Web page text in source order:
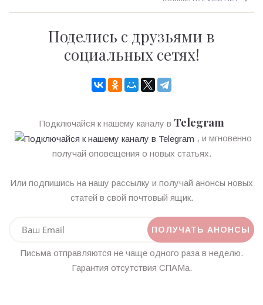
Поделись с друзьями в
социальных сетях!
Подключайся к нашему каналу в Telegram
, и мгновенно
получай оповещения о новых статьях.
Или подпишись на нашу рассылку и получай анонсы новых
статей в свой почтовый ящик.
Письма отправляются не чаще одного раза в неделю.
Гарантия отсутствия СПАМа.